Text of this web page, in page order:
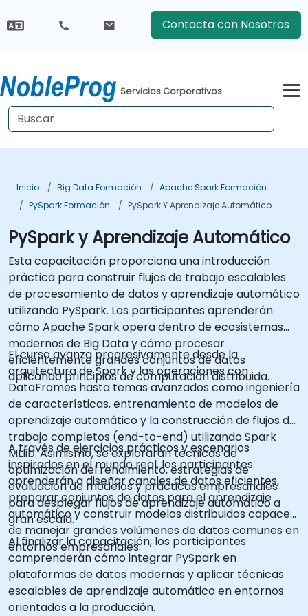
Contacta con Nosotros
Servicios Corporativos
Inicio Big Data Formación
Apache Spark Formación
PySpark Formación
PySpark Y Aprendizaje Automático
PySpark y Aprendizaje Automático
Esta capacitación proporciona una introducción
práctica para construir flujos de trabajo escalables
de procesamiento de datos y aprendizaje automático
utilizando PySpark. Los participantes aprenderán
cómo Apache Spark opera dentro de ecosistemas
modernos de Big Data y cómo procesar
eficientemente grandes conjuntos de datos
aplicando principios de computación distribuida.
El curso avanza progresivamente desde la
arquitectura de Spark y las operaciones con
DataFrames hasta temas avanzados como ingeniería
de características, entrenamiento de modelos de
aprendizaje automático y la construcción de flujos de
trabajo completos (end-to-end) utilizando Spark
MLlib. Asimismo, se explorarán técnicas de
optimización del rendimiento, estrategias de
evaluación de modelos y prácticas empresariales
para desplegar flujos de aprendizaje automático a
gran escala.
A través de ejercicios prácticos y escenarios
inspirados en el mundo real, los participantes
aprenderán a diseñar canales de datos eficientes,
preparar conjuntos de datos para el aprendizaje
automático y construir modelos distribuidos capaces
de manejar grandes volúmenes de datos comunes en
entornos empresariales.
Al finalizar la capacitación, los participantes
comprenderán cómo integrar PySpark en
plataformas de datos modernas y aplicar técnicas
escalables de aprendizaje automático en entornos
orientados a la producción.